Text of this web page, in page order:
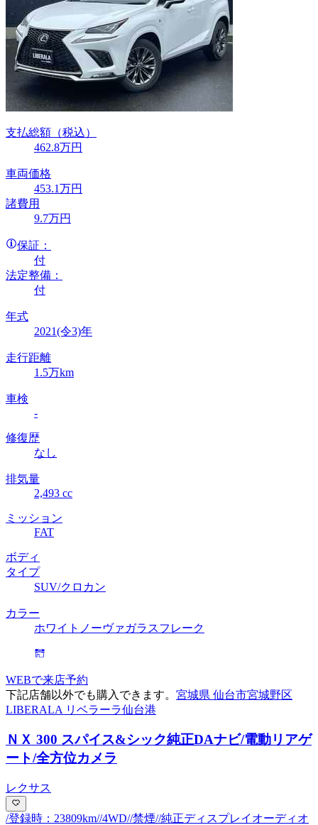
支払総額 （税込）
462.8万円
車両価格
453.1万円
諸費用
9.7万円
保証：
付
法定整備：
付
年式
2021(令3)年
走行距離
1.5万km
車検
-
修復歴
なし
排気量
2,493 cc
ミッション
FAT
ボディ
タイプ
SUV/クロカン
カラー
ホワイトノーヴァガラスフレーク
WEBで来店予約
下記店舗以外でも購入できます。 宮城県 仙台市宮城野区
LIBERALA リベラーラ仙台港
ＮＸ 300 スパイス&シック純正DAナビ/電動リアゲ
ート/全方位カメラ
レクサス
/登録時：23809km//4WD//禁煙//純正ディスプレイオーディオ